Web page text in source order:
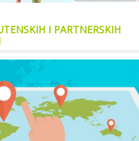
I PARTNERSKIH